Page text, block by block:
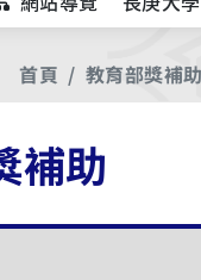
首頁 教育部獎補助
補助